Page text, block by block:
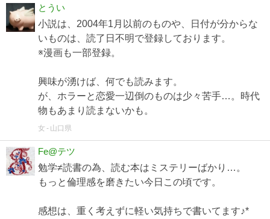
とうい
小説は、2004年1月以前のものや、日付が分からな
いものは、読了日不明で登録しております。
※漫画も一部登録。
興味が湧けば、何でも読みます。
が、ホラーと恋愛一辺倒のものは少々苦手…。時代
物もあまり読まないかも。
女 山口県
Fe@テツ
勉学≠読書の為、読む本はミステリーばかり…。
もっと倫理感を磨きたい今日この頃です。
感想は、重く考えずに軽い気持ちで書いてます♪*